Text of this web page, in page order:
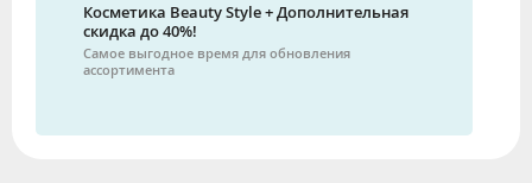
Косметика Beauty Style + Дополнительная
скидка до 40%!
Самое выгодное время для обновления
ассортимента